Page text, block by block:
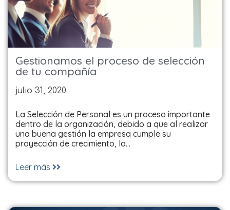
Gestionamos el proceso de selección
de tu compañía
julio 31, 2020
La Selección de Personal es un proceso importante
dentro de la organización, debido a que al realizar
una buena gestión la empresa cumple su
proyección de crecimiento, la…
Leer más